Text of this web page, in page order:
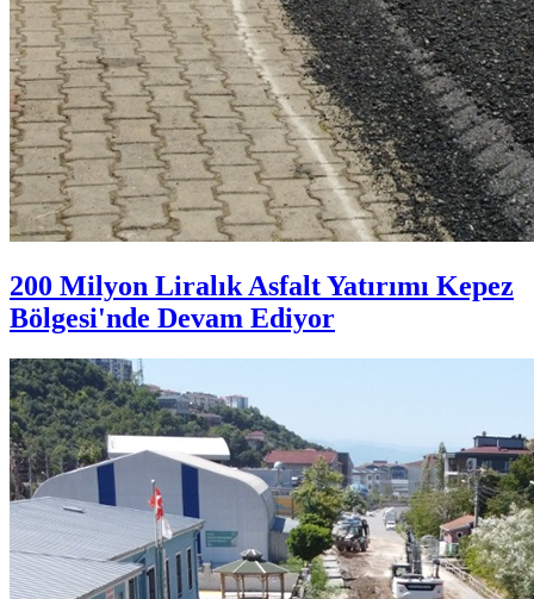
200 Milyon Liralık Asfalt Yatırımı Kepez
Bölgesi'nde Devam Ediyor